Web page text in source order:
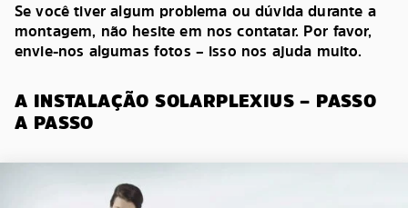
Se você tiver algum problema ou dúvida durante a
montagem, não hesite em nos contatar. Por favor,
envie-nos algumas fotos – isso nos ajuda muito.
A INSTALAÇÃO SOLARPLEXIUS – PASSO
A PASSO